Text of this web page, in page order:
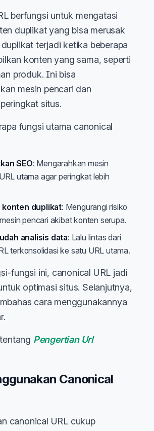
berfungsi untuk mengatasi
duplikat yang bisa merusak
duplikat terjadi ketika beberapa
konten yang sama, seperti
produk. Ini bisa
mesin pencari dan
situs.
fungsi utama canonical
SEO: Mengarahkan mesin
utama agar peringkat lebih
konten duplikat: Mengurangi risiko
pencari akibat konten serupa.
analisis data: Lalu lintas dari
terkonsolidasi ke satu URL utama.
fungsi ini, canonical URL jadi
optimasi situs. Selanjutnya,
cara menggunakannya
Pengertian Url
Canonical
canonical URL cukup